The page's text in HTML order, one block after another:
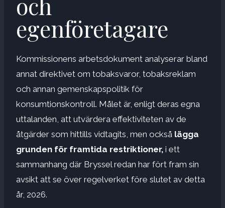
egenföretagare
Kommissionens arbetsdokument analyserar bland
annat direktivet om tobaksvaror, tobaksreklam
och annan gemenskapspolitik för
konsumtionskontroll. Målet är, enligt deras egna
uttalanden, att utvärdera effektiviteten av de
åtgärder som hittills vidtagits, men också lägga
grunden för framtida restriktioner, i ett
sammanhang där Bryssel redan har fört fram sin
avsikt att se över regelverket före slutet av detta
år, 2026.